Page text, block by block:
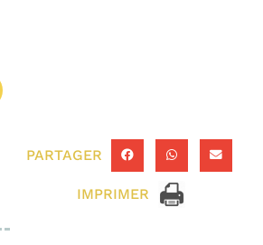
PARTAGER
IMPRIMER